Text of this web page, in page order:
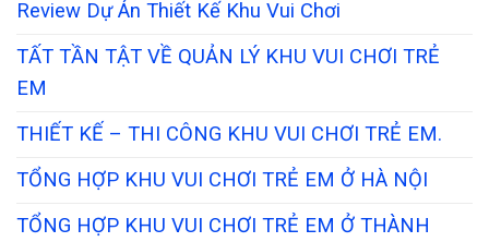
Review Dự Án Thiết Kế Khu Vui Chơi
TẤT TẦN TẬT VỀ QUẢN LÝ KHU VUI CHƠI TRẺ
EM
THIẾT KẾ – THI CÔNG KHU VUI CHƠI TRẺ EM.
TỔNG HỢP KHU VUI CHƠI TRẺ EM Ở HÀ NỘI
TỔNG HỢP KHU VUI CHƠI TRẺ EM Ở THÀNH